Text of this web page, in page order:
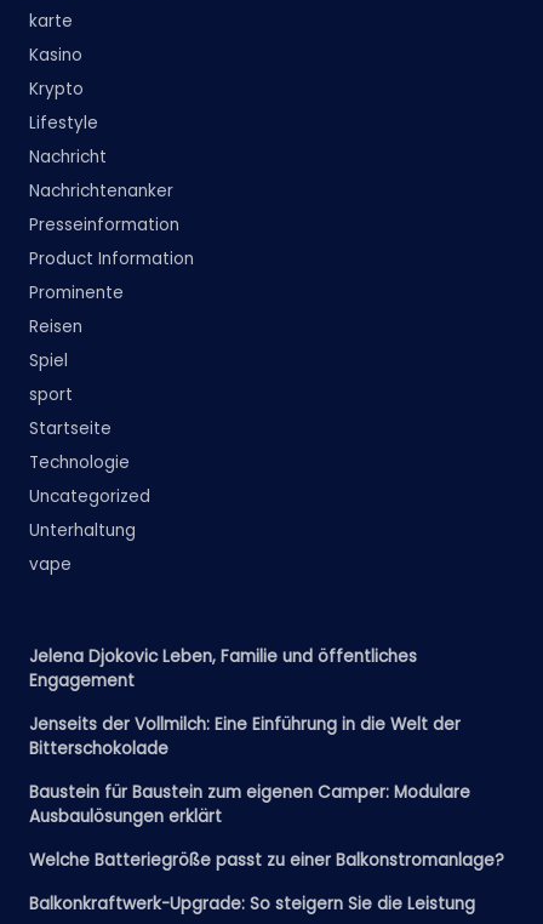
karte
Kasino
Krypto
Lifestyle
Nachricht
Nachrichtenanker
Presseinformation
Product Information
Prominente
Reisen
Spiel
sport
Startseite
Technologie
Uncategorized
Unterhaltung
vape
Jelena Djokovic Leben, Familie und öffentliches
Engagement
Jenseits der Vollmilch: Eine Einführung in die Welt der
Bitterschokolade
Baustein für Baustein zum eigenen Camper: Modulare
Ausbaulösungen erklärt
Welche Batteriegröße passt zu einer Balkonstromanlage?
Balkonkraftwerk-Upgrade: So steigern Sie die Leistung